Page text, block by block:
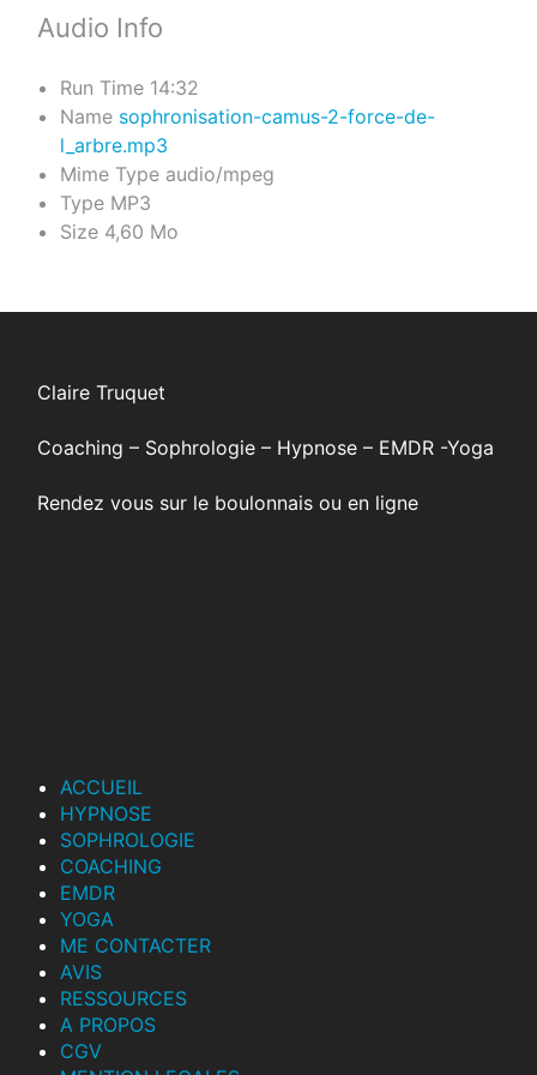
Audio Info
Run Time 14:32
Name sophronisation-camus-2-force-de-
l_arbre.mp3
Mime Type audio/mpeg
Type MP3
Size 4,60 Mo
Claire Truquet
Coaching – Sophrologie – Hypnose – EMDR -Yoga
Rendez vous sur le boulonnais ou en ligne
ACCUEIL
HYPNOSE
SOPHROLOGIE
COACHING
EMDR
YOGA
ME CONTACTER
AVIS
RESSOURCES
A PROPOS
CGV